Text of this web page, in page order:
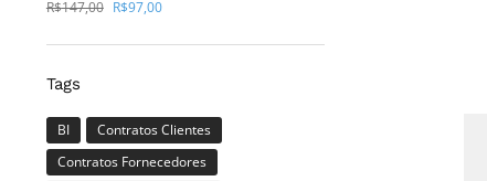
R$147,00 R$97,00
Tags
BI
Contratos Clientes
Contratos Fornecedores